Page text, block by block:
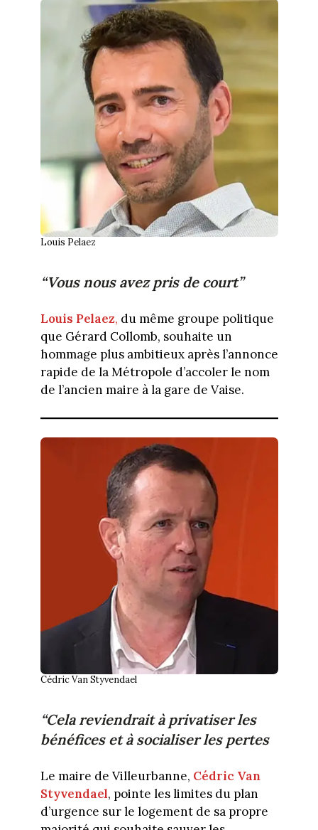
Louis Pelaez
“Vous nous avez pris de court”
Louis Pelaez, du même groupe politique
que Gérard Collomb, souhaite un
hommage plus ambitieux après l’annonce
rapide de la Métropole d’accoler le nom
de l’ancien maire à la gare de Vaise.
Cédric Van Styvendael
“Cela reviendrait à privatiser les
bénéfices et à socialiser les pertes
Le maire de Villeurbanne, Cédric Van
Styvendael, pointe les limites du plan
d’urgence sur le logement de sa propre